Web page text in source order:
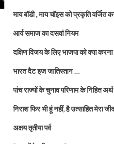
माय बॉडी , माय चॉइस को प्रकृति वर्जित
आर्य समाज का दसवां नियम
दक्षिण विजय के लिए भाजपा को क्या करना
भारत दैट इज जातिस्तान …
पांच राज्यों के चुनाव परिणाम के निहित अर्थ
निराश फिर भी हूं नहीं, है उत्साहित मेरा
अक्षय तृतीया पर्व